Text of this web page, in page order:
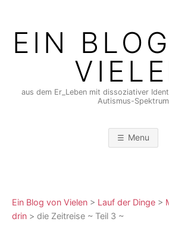
contentEIN
aus dem Er_Leben mit dissoziativer
Autismus-Spektrum
Menu
Ein Blog von Vielen > Lauf der Dinge >
drin > die Zeitreise ~ Teil 3 ~